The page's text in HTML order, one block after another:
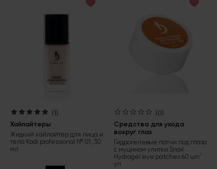
(1)
Хайлайтеры
Жидкий хайлайтер для лица и
тела Kodi professional № 01, 30
мл
(0)
Средства для ухода
вокруг глаз
Гидрогелевые патчи под глаза
с муцином улитки Snail
Hydrogel eye patches 60 шт/
уп